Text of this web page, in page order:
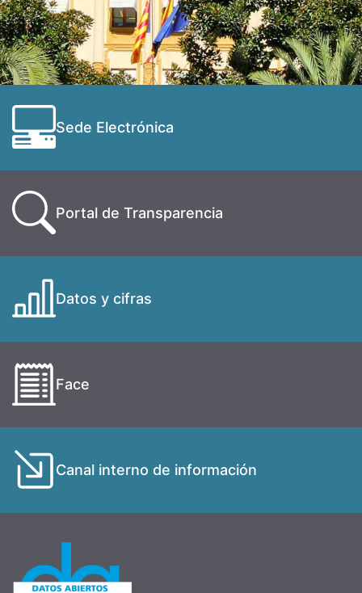
Sede Electrónica
Portal de Transparencia
Datos y cifras
Face
Canal interno de información